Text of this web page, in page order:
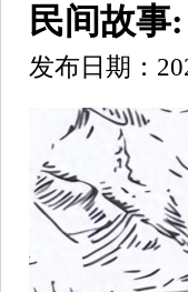
民间故事
发布日期：